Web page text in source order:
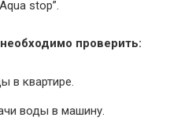
stop”.
проверить:
в квартире.
воды в машину.